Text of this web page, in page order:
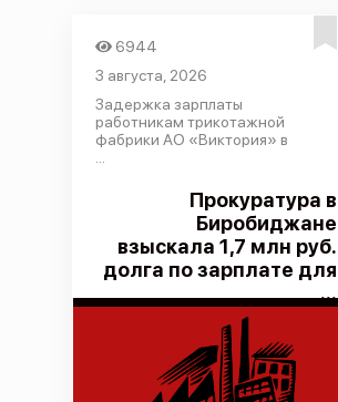
6944
3 августа, 2026
Задержка зарплаты
работникам трикотажной
фабрики АО «Виктория» в
Прокуратура в
Биробиджане
взыскала 1,7 млн руб.
долга по зарплате для
...